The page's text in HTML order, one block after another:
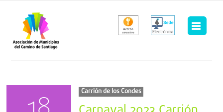
contenido
Carrión de los Condes